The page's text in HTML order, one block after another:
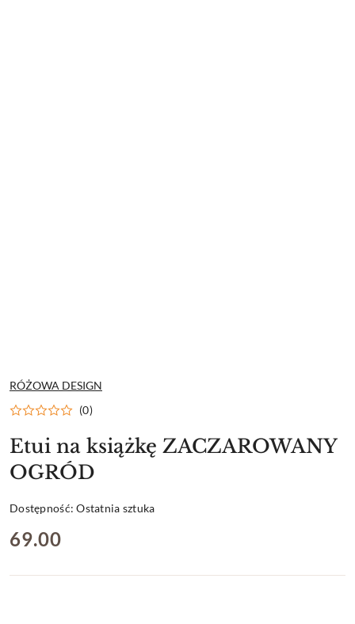
NAZWA
PRODUCENTA:
RÓŻOWA DESIGN
(0)
Etui na książkę ZACZAROWANY
OGRÓD
Dostępność:Ostatnia sztuka
cena:
69.00